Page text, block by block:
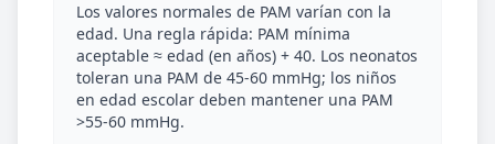
Los valores normales de PAM varían con la
edad. Una regla rápida: PAM mínima
aceptable ≈ edad (en años) + 40. Los neonatos
toleran una PAM de 45-60 mmHg; los niños
en edad escolar deben mantener una PAM
>55-60 mmHg.